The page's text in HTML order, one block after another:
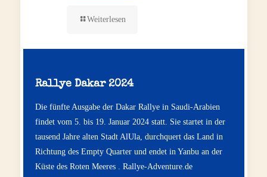
Weiterlesen
Rallye Dakar 2024
Die fünfte Ausgabe der Dakar Rallye in Saudi-Arabien
findet vom 5. bis 19. Januar 2024 statt. Sie startet in der
tausend Jahre alten Stadt AlUla, durchquert das Land in
Richtung des Empty Quarter und endet in Yanbu an der
Küste des Roten Meeres . Rallye-Adventure.de